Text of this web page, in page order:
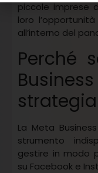
piccole imprese
loro
all’interno del
Perché
La Meta
strumento
gestire in modo
su Facebook e